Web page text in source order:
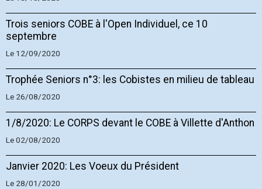
Trois seniors COBE à l'Open Individuel, ce 10
septembre
Le 12/09/2020
Trophée Seniors n°3: les Cobistes en milieu de tableau
Le 26/08/2020
1/8/2020: Le CORPS devant le COBE à Villette d'Anthon
Le 02/08/2020
Janvier 2020: Les Voeux du Président
Le 28/01/2020